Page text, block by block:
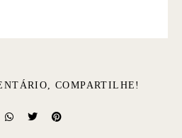
COMPARTILHE!